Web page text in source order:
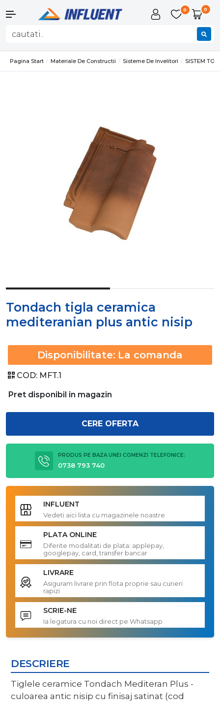
0 0
Pagina Start Materiale De Constructii Sisteme De Invelitori SISTEM
Tondach tigla ceramica
mediteranian plus antic nisip
Disponibilitate: La comanda
COD: MFT.1
Pret disponibil in magazin
CERE OFERTA
PRODUS PE BAZA UNEI COMENZI TELEFONICE:
0738 793 740
INFLUENT
Vedeti aici lista cu magazinele noastre
PLATA ONLINE
Diferite modalitati de plata: applepay,
googlepay, card, transfer bancar
LIVRARE
Asiguram livrare prin flota proprie sau curieri
rapizi
SCRIE-NE
Ia legatura cu noi direct pe Whatsapp
DESCRIERE
Tiglele ceramice Tondach Mediteran Plus -
culoarea antic nisip cu finisaj satinat (cod